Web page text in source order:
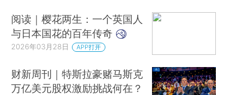
阅读｜樱花两生：一个英国人
与日本国花的百年传奇
2026年03月28日 APP打开
财新周刊｜特斯拉豪赌马斯克
万亿美元股权激励挑战何在？